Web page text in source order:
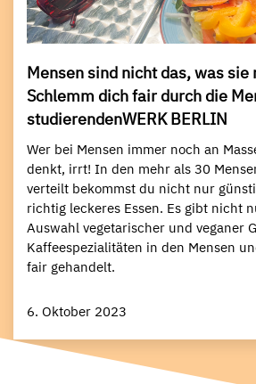
Mensen sind nicht das, was sie
Schlemm dich fair durch die
studierendenWERK BERLIN
Wer bei Mensen immer noch an
denkt, irrt! In den mehr als 30
verteilt bekommst du nicht nur
richtig leckeres Essen. Es gibt nicht
Auswahl vegetarischer und veganer
Kaffeespezialitäten in den Mensen
fair gehandelt.
6. Oktober 2023